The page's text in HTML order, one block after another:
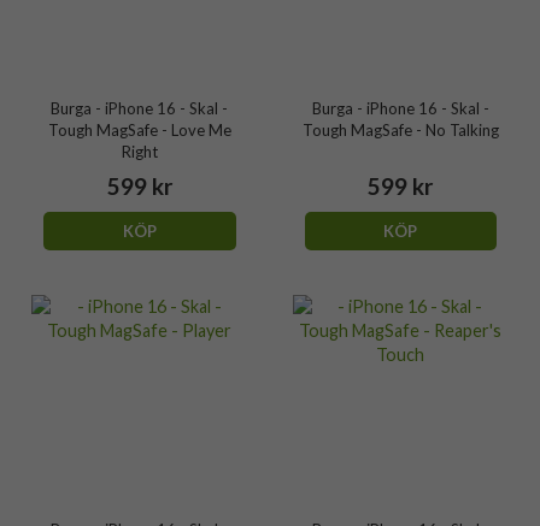
Burga - iPhone 16 - Skal -
Tough MagSafe - Love Me
Right
599 kr
KÖP
Burga - iPhone 16 - Skal -
Tough MagSafe - No Talking
599 kr
KÖP